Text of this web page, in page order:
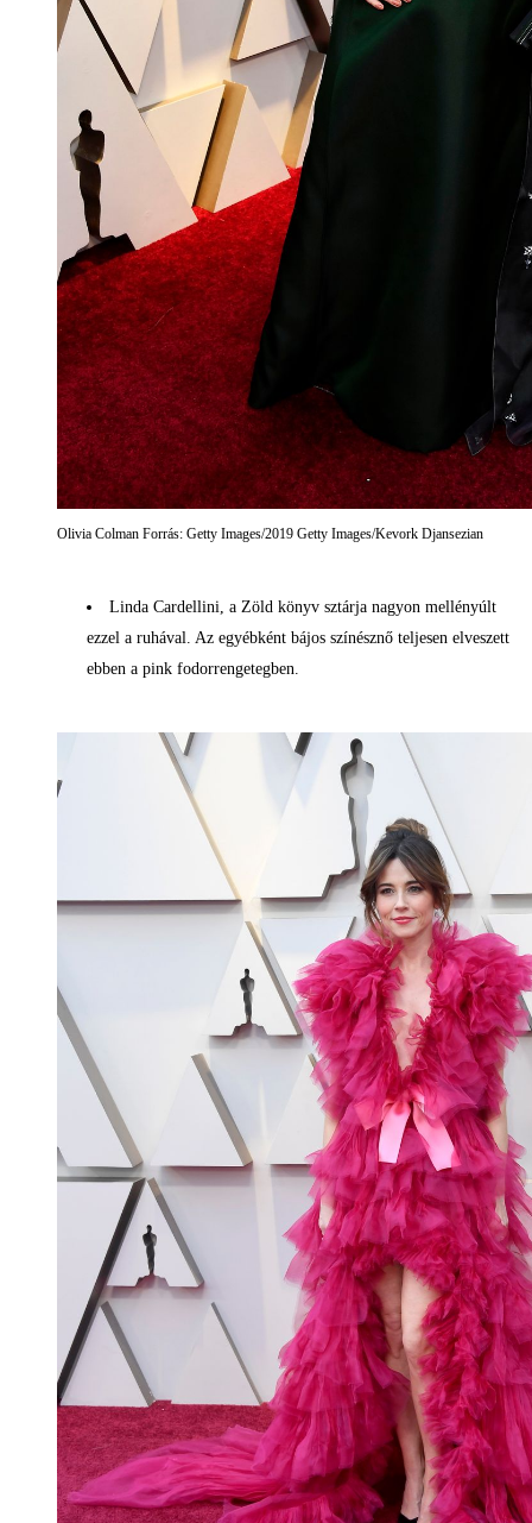
Olivia Colman Forrás: Getty Images/2019 Getty Images/Kevork Djansezian
Linda Cardellini, a Zöld könyv sztárja nagyon mellényúlt
ezzel a ruhával. Az egyébként bájos színésznő teljesen elveszett
ebben a pink fodorrengetegben.